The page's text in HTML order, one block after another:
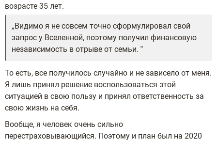
возрасте 35 лет.
Видимо я не совсем точно сформулировал свой
запрос у Вселенной, поэтому получил финансовую
независимость в отрыве от семьи.
То есть, все получилось случайно и не зависело от меня.
Я лишь принял решение воспользоваться этой
ситуацией в свою пользу и принял ответственность за
свою жизнь на себя.
Вообще, я человек очень сильно
перестраховывающийся. Поэтому и план был на 2020